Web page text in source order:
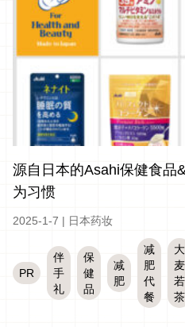
源自日本的Asahi保健食品
为习惯
2025-1-7 | 日本药妆
PR
伴
手
礼
保
健
品
减
肥
减
肥
代
餐
大
麦
若
茶